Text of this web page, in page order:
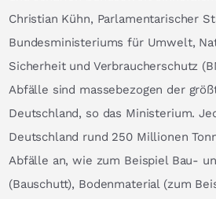
Christian Kühn, Parlamentarischer
Bundesministeriums für Umwelt,
Sicherheit und Verbraucherschutz
Abfälle sind massebezogen der
Deutschland, so das Ministerium.
Deutschland rund 250 Millionen
Abfälle an, wie zum Beispiel Bau-
(Bauschutt), Bodenmaterial (zum